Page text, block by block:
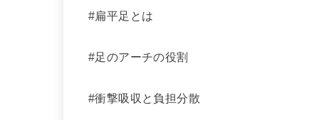
#扁平足とは
#足のアーチの役割
#衝撃吸収と負担分散